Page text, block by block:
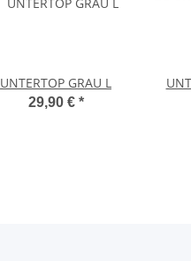
UNTERTOP GRAU L
29,90 € *